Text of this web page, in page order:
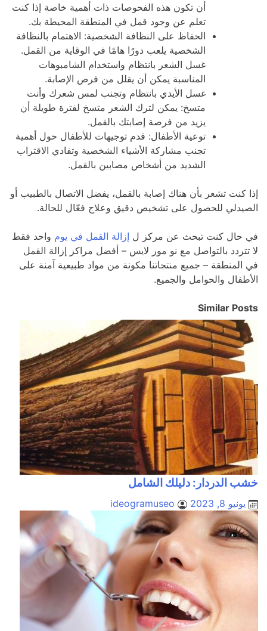
أن تكون هذه الفحوصات ذات أهمية خاصة إذا كنت
تعلم عن وجود قمل في المنطقة المحيطة بك.
الحفاظ على النظافة الشخصية: الاهتمام بالنظافة
الشخصية يلعب دورًا هامًا في الوقاية من القمل.
غسل الشعر بانتظام واستخدام الشامبوهات
المناسبة يمكن أن يقلل من فرص الإصابة.
غسل الأيدي بانتظام وتجنب لمس شعرك وأنت
متسخ: يمكن لترك الشعر متسخ لفترة طويلة أن
يزيد من فرصة إصابتك بالقمل.
توعية الأطفال: قدم توجيهات للأطفال حول أهمية
تجنب مشاركة الأشياء الشخصية وتفادي الاقتراب
الشديد من أشخاص مصابين بالقمل.
إذا كنت تشعر بأن هناك إصابة بالقمل، يفضل الاتصال بالطبيب أو
الصيدلي للحصول على تشخيص دقيق وعلاج فعّال للحالة.
في حال كنت تبحث عن مركز ل إزالة القمل في يوم واحد فقط
لا تتردد بالتواصل مع نو مور لايس – أفضل مراكز إزالة القمل
في المنطقة – جميع منتجاتنا مكونة من مواد طبيعية آمنة على
الأطفال والحوامل والجميع.
Similar Posts
خشب الدردار: دليلك الشامل
يونيو 8, 2023 ideogramuseo